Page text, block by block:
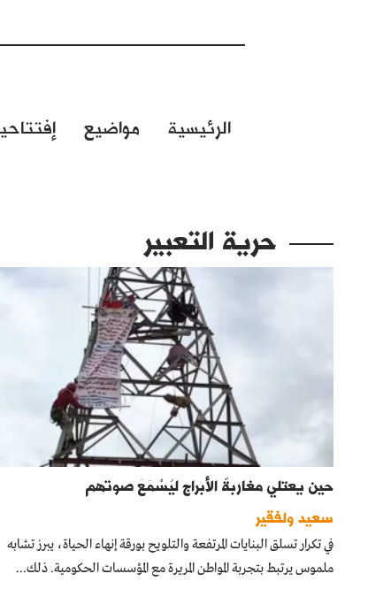
الرئيسية مواضيع
حرية التعبير
حين يعتلي مغاربةٌ الأبراج ليُسْمَعَ صوتهم
سعيد ولفقير
في تكرار تسلق البنايات المرتفعة والتلويح بورقة إنهاء الحياة، يبرز تشابه
ملموس يرتبط بتجربة المواطن المريرة مع المؤسسات الحكومية. ذلك...